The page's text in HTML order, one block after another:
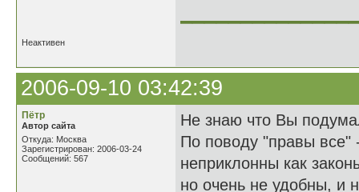
Неактивен
2006-09-10 03:42:39
Пётр
Автор сайта
Откуда: Москва
Зарегистрирован: 2006-03-24
Сообщений: 567
Не знаю что Вы
По поводу "правы все"
неприклонны как
но очень не удобны, и